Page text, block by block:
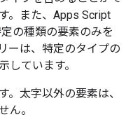
。また、Apps Script
の種類の要素のみを
ーは、特定のタイプの
しています。
。太字以外の要素は、
ん。